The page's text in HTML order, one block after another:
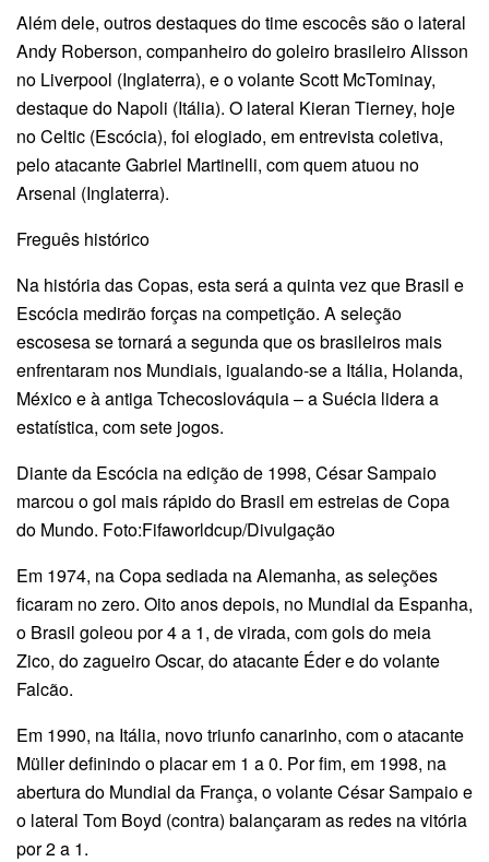
Além dele, outros destaques do time escocês são o lateral
Andy Roberson, companheiro do goleiro brasileiro Alisson
no Liverpool (Inglaterra), e o volante Scott McTominay,
destaque do Napoli (Itália). O lateral Kieran Tierney, hoje
no Celtic (Escócia), foi elogiado, em entrevista coletiva,
pelo atacante Gabriel Martinelli, com quem atuou no
Arsenal (Inglaterra).
Freguês histórico
Na história das Copas, esta será a quinta vez que Brasil e
Escócia medirão forças na competição. A seleção
escosesa se tornará a segunda que os brasileiros mais
enfrentaram nos Mundiais, igualando-se a Itália, Holanda,
México e à antiga Tchecoslováquia – a Suécia lidera a
estatística, com sete jogos.
Diante da Escócia na edição de 1998, César Sampaio
marcou o gol mais rápido do Brasil em estreias de Copa
do Mundo. Foto:Fifaworldcup/Divulgação
Em 1974, na Copa sediada na Alemanha, as seleções
ficaram no zero. Oito anos depois, no Mundial da Espanha,
o Brasil goleou por 4 a 1, de virada, com gols do meia
Zico, do zagueiro Oscar, do atacante Éder e do volante
Falcão.
Em 1990, na Itália, novo triunfo canarinho, com o atacante
Müller definindo o placar em 1 a 0. Por fim, em 1998, na
abertura do Mundial da França, o volante César Sampaio e
o lateral Tom Boyd (contra) balançaram as redes na vitória
por 2 a 1.